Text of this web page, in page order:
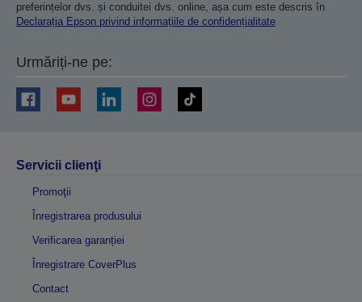
preferințelor dvs. și conduitei dvs. online, așa cum este descris în
Declarația Epson privind informațiile de confidențialitate
Urmăriți-ne pe:
Servicii clienţi
Promoţii
Înregistrarea produsului
Verificarea garanției
Înregistrare CoverPlus
Contact